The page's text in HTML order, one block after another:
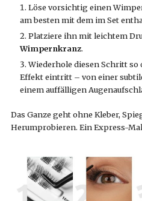
Löse vorsichtig einen
am besten mit dem im Set
Platziere ihn mit leichtem
Wimpernkranz.
Wiederhole diesen Schritt
Effekt eintritt – von einer
einem auffälligen
Das Ganze geht ohne Kleber,
Herumprobieren. Ein Express-